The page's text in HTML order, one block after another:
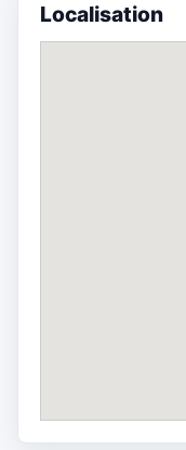
Localisation